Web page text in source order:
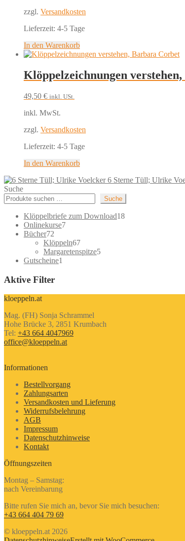
zzgl. Versandkosten
Lieferzeit: 4-5 Tage
In den Warenkorb
Klöppelzeichnungen
49,50 € inkl. USt.
inkl. MwSt.
zzgl. Versandkosten
Lieferzeit: 4-5 Tage
In den Warenkorb
6 Sterne Tüll; Ulrike
Suche
Suche
Klöppelbriefe zum Download1818
Onlinekurse77
Bücher72
Produkte
Klöppeln6767
Produkte
Margaretenspitze55
Gutscheine1
Aktive Filter
kloeppeln.at
Mag. (FH) Sonja Schrammel
Hohe Brücke 3, 2851 Krumbach
Tel: +43 664 4047969
office@kloeppeln.at
Informationen
Bestellvorgang
Zahlungsarten
Versandkosten und Lieferung
Widerrufsbelehrung
AGB
Impressum
Datenschutzhinweise
Kontakt
Öffnungszeiten
Montag – Samstag:
nach Vereinbarung
Bitte rufen Sie mich an, bevor Sie mich besuchen:
+43 664 404 79 69
© kloeppeln.at 2026